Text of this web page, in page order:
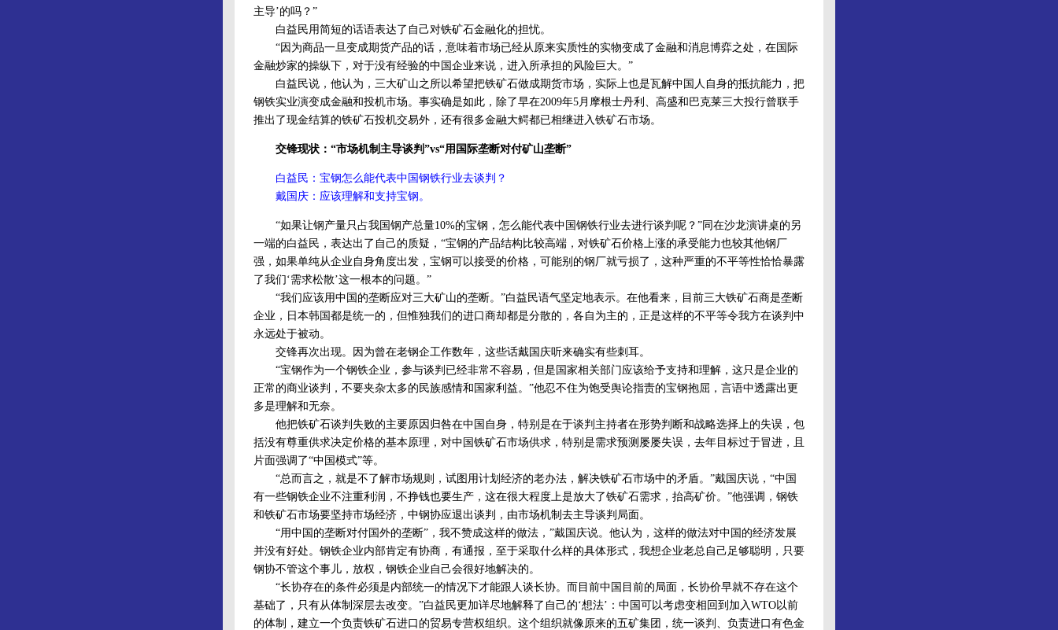
主导’的吗？”
白益民用简短的话语表达了自己对铁矿石金融化的担忧。
“因为商品一旦变成期货产品的话，意味着市场已经从原来实质性的实物变成了金融和消息博弈之处，在国际
金融炒家的操纵下，对于没有经验的中国企业来说，进入所承担的风险巨大。”
白益民说，他认为，三大矿山之所以希望把铁矿石做成期货市场，实际上也是瓦解中国人自身的抵抗能力，把
钢铁实业演变成金融和投机市场。事实确是如此，除了早在2009年5月摩根士丹利、高盛和巴克莱三大投行曾联手
推出了现金结算的铁矿石投机交易外，还有很多金融大鳄都已相继进入铁矿石市场。
交锋现状：“市场机制主导谈判”vs“用国际垄断对付矿山垄断”
白益民：宝钢怎么能代表中国钢铁行业去谈判？
戴国庆：应该理解和支持宝钢。
“如果让钢产量只占我国钢产总量10%的宝钢，怎么能代表中国钢铁行业去进行谈判呢？”同在沙龙演讲桌的另
一端的白益民，表达出了自己的质疑，“宝钢的产品结构比较高端，对铁矿石价格上涨的承受能力也较其他钢厂
强，如果单纯从企业自身角度出发，宝钢可以接受的价格，可能别的钢厂就亏损了，这种严重的不平等性恰恰暴露
了我们‘需求松散’这一根本的问题。”
“我们应该用中国的垄断应对三大矿山的垄断。”白益民语气坚定地表示。在他看来，目前三大铁矿石商是垄断
企业，日本韩国都是统一的，但惟独我们的进口商却都是分散的，各自为主的，正是这样的不平等令我方在谈判中
永远处于被动。
交锋再次出现。因为曾在老钢企工作数年，这些话戴国庆听来确实有些刺耳。
“宝钢作为一个钢铁企业，参与谈判已经非常不容易，但是国家相关部门应该给予支持和理解，这只是企业的
正常的商业谈判，不要夹杂太多的民族感情和国家利益。”他忍不住为饱受舆论指责的宝钢抱屈，言语中透露出更
多是理解和无奈。
他把铁矿石谈判失败的主要原因归咎在中国自身，特别是在于谈判主持者在形势判断和战略选择上的失误，包
括没有尊重供求决定价格的基本原理，对中国铁矿石市场供求，特别是需求预测屡屡失误，去年目标过于冒进，且
片面强调了“中国模式”等。
“总而言之，就是不了解市场规则，试图用计划经济的老办法，解决铁矿石市场中的矛盾。”戴国庆说，“中国
有一些钢铁企业不注重利润，不挣钱也要生产，这在很大程度上是放大了铁矿石需求，抬高矿价。”他强调，钢铁
和铁矿石市场要坚持市场经济，中钢协应退出谈判，由市场机制去主导谈判局面。
“用中国的垄断对付国外的垄断”，我不赞成这样的做法，”戴国庆说。他认为，这样的做法对中国的经济发展
并没有好处。钢铁企业内部肯定有协商，有通报，至于采取什么样的具体形式，我想企业老总自己足够聪明，只要
钢协不管这个事儿，放权，钢铁企业自己会很好地解决的。
“长协存在的条件必须是内部统一的情况下才能跟人谈长协。而目前中国目前的局面，长协价早就不存在这个
基础了，只有从体制深层去改变。”白益民更加详尽地解释了自己的‘想法’：中国可以考虑变相回到加入WTO以前
的体制，建立一个负责铁矿石进口的贸易专营权组织。这个组织就像原来的五矿集团，统一谈判、负责进口有色金